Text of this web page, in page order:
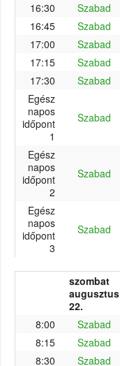
16:30 Szabad
16:45
Szabad
17:00
Szabad
17:15
Szabad
17:30
Szabad
Egész
napos
időpont
1
Szabad
Egész
napos
időpont
2
Szabad
Egész
napos
időpont
3
Szabad
szombat
augusztus
22.
8:00
Szabad
8:15
Szabad
8:30
Szabad